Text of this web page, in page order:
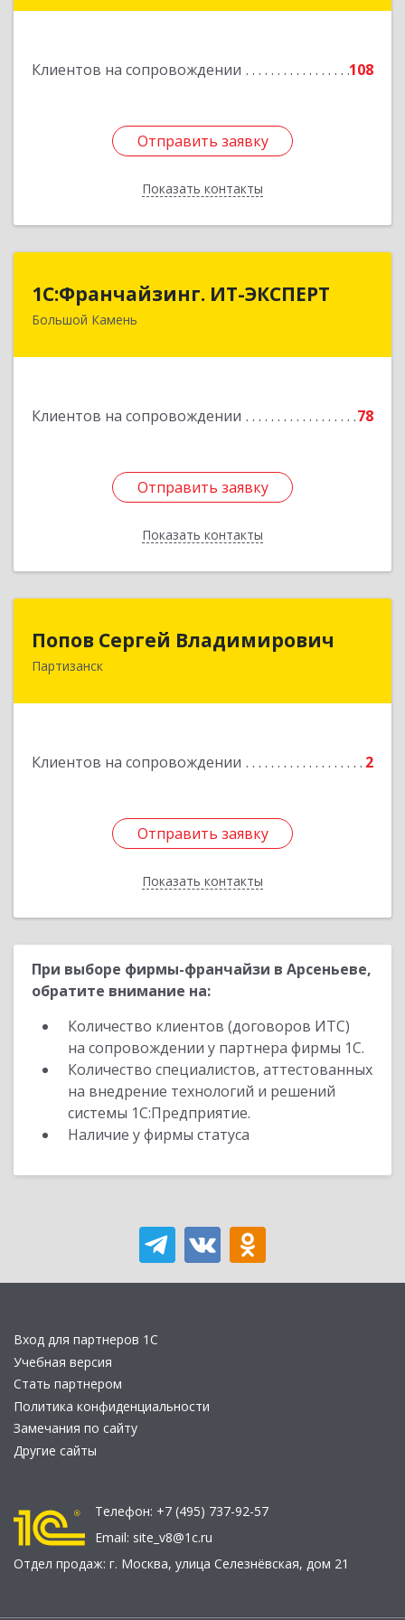
Клиентов на сопровождении 108
Отправить заявку
Показать контакты
Отправить заявку
Назад
1С:Франчайзинг. ИТ-ЭКСПЕРТ
Большой Камень
Клиентов на сопровождении 78
Отправить заявку
Показать контакты
1С:Франчайзинг. ИТ-ЭКСПЕРТ
692806, Приморский край, Большой Камень г,
Отправить заявку
Назад
Попов Сергей Владимирович
Партизанск
Клиентов на сопровождении 2
Отправить заявку
Показать контакты
Попов Сергей Владимирович
692922, Приморский край, г. Находка, ул.
Отправить заявку
Назад
При выборе фирмы-франчайзи в Арсеньеве,
обратите внимание на:
Количество клиентов (договоров ИТС)
на сопровождении у партнера фирмы 1С.
Количество специалистов, аттестованных
на внедрение технологий и решений
системы 1С:Предприятие.
Наличие у фирмы статуса
Вход для партнеров 1С
Учебная версия
Стать партнером
Политика конфиденциальности
Замечания по сайту
Другие сайты
Телефон: +7 (495) 737-92-57
Email: site_v8@1c.ru
Отдел продаж: г. Москва, улица Селезнёвская, дом 21